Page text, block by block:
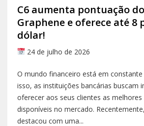
C6 aumenta pontuação
Graphene e oferece até 8
dólar!
24 de julho de 2026
O mundo financeiro está em
isso, as instituições bancárias buscam
oferecer aos seus clientes as melhores
disponíveis no mercado.
destacou com uma...